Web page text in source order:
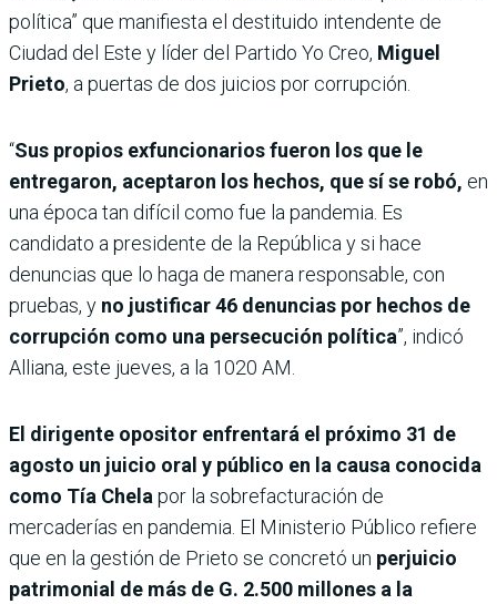
política” que manifiesta el destituido intendente de
Ciudad del Este y líder del Partido Yo Creo, Miguel
Prieto, a puertas de dos juicios por corrupción.
“Sus propios exfuncionarios fueron los que le
entregaron, aceptaron los hechos, que sí se robó, en
una época tan difícil como fue la pandemia. Es
candidato a presidente de la República y si hace
denuncias que lo haga de manera responsable, con
pruebas, y no justificar 46 denuncias por hechos de
corrupción como una persecución política”, indicó
Alliana, este jueves, a la 1020 AM.
El dirigente opositor enfrentará el próximo 31 de
agosto un juicio oral y público en la causa conocida
como Tía Chela por la sobrefacturación de
mercaderías en pandemia. El Ministerio Público refiere
que en la gestión de Prieto se concretó un perjuicio
patrimonial de más de G. 2.500 millones a la